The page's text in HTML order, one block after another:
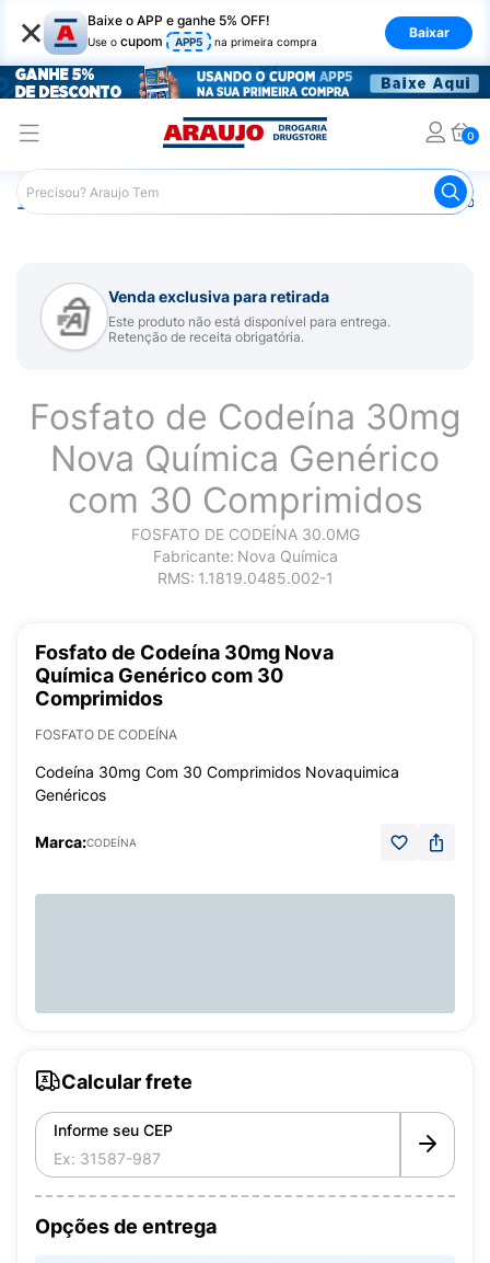
× Baixe o APP e ganhe 5% OFF!
Use o cupom APP5 na primeira compra
Baixar
0
Araujo Medicamentos Remédio
Venda exclusiva para retirada
Este produto não está disponível para entrega.
Retenção de receita obrigatória.
Fosfato de Codeína 30mg
Nova Química Genérico
com 30 Comprimidos
FOSFATO DE CODEÍNA 30.0MG
Fabricante: Nova Química
RMS: 1.1819.0485.002-1
Fosfato de Codeína 30mg Nova
Química Genérico com 30
Comprimidos
FOSFATO DE CODEÍNA
Codeína 30mg Com 30 Comprimidos Novaquimica
Genéricos
Marca:CODEÍNA
Calcular frete
Informe seu CEP
Opções de entrega